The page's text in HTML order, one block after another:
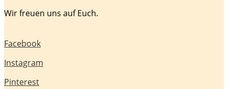
Wir freuen uns auf Euch.
Facebook
Instagram
Pinterest